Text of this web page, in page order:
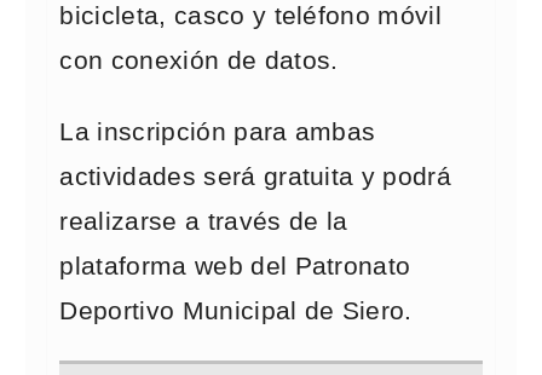
bicicleta, casco y teléfono móvil
con conexión de datos.
La inscripción para ambas
actividades será gratuita y podrá
realizarse a través de la
plataforma web del Patronato
Deportivo Municipal de Siero.